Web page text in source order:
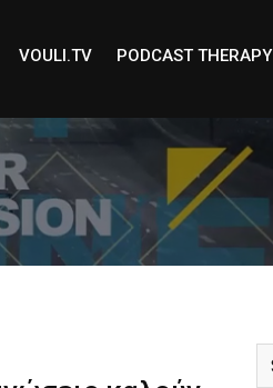
VOULI.TV PODCAST THERAPY